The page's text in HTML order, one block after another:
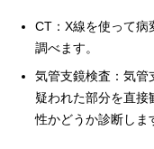
CT：X線を使って病
調べます。
気管支鏡検査：気管
疑われた部分を直接
性かどうか診断しま